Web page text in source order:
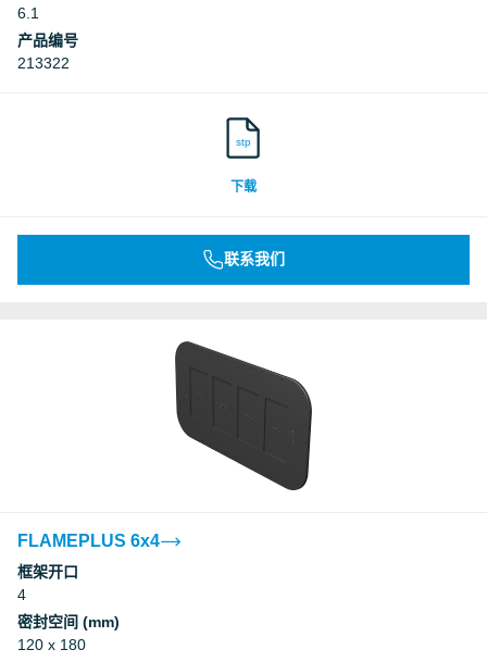
6.1
产品编号
213322
stp
下载
联系我们
FLAMEPLUS 6x4
框架开口
4
密封空间 (mm)
120 x 180